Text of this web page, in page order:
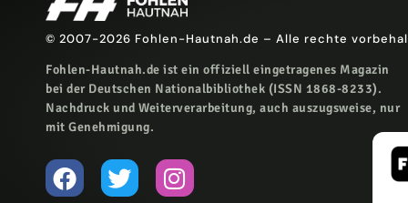
© 2007-2026 Fohlen-Hautnah.de – Alle rechte
Fohlen-Hautnah.de ist ein offiziell eingetragenes Magazin
bei der Deutschen Nationalbibliothek (ISSN 1868-8233).
Nachdruck und Weiterverarbeitung, auch auszugsweise, nur
mit Genehmigung.